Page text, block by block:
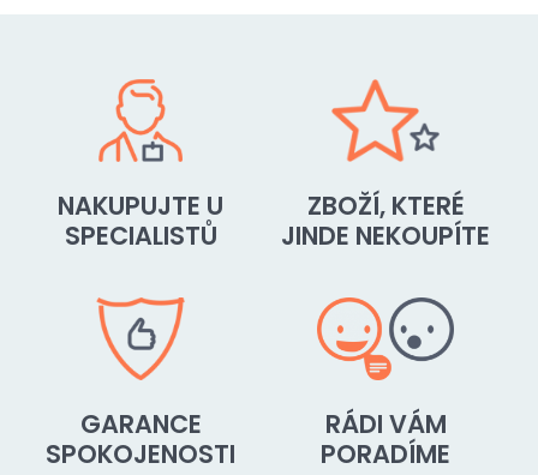
NAKUPUJTE U
SPECIALISTŮ
ZBOŽÍ, KTERÉ
JINDE NEKOUPÍTE
GARANCE
SPOKOJENOSTI
RÁDI VÁM
PORADÍME